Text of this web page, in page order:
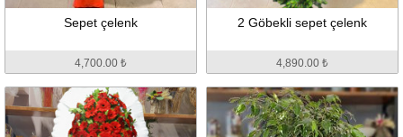
Sepet çelenk
4,700.00 ₺
2 Göbekli sepet çelenk
4,890.00 ₺